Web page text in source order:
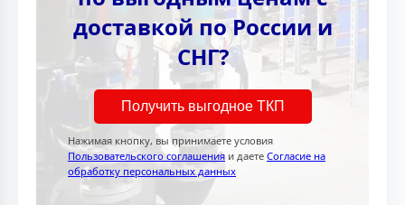
доставкой по России и
СНГ?
Получить выгодное ТКП
Нажимая кнопку, вы принимаете условия
Пользовательского соглашения и даете Согласие на
обработку персональных данных